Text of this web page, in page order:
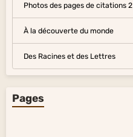
Photos des pages de citations 2
À la découverte du monde
Des Racines et des Lettres
Pages